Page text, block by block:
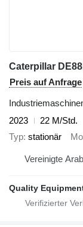
Caterpillar
Preis auf Anfrage
2023
22 M/Std.
Typ stationär
Vereinigte
Quality